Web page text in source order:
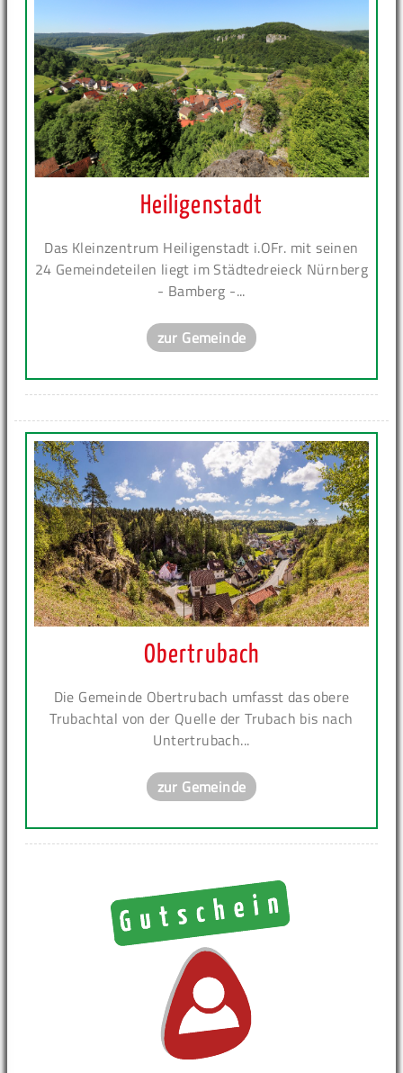
Heiligenstadt
Das Kleinzentrum Heiligenstadt i.OFr. mit seinen
24 Gemeindeteilen liegt im Städtedreieck Nürnberg
- Bamberg -...
zur Gemeinde
Obertrubach
Die Gemeinde Obertrubach umfasst das obere
Trubachtal von der Quelle der Trubach bis nach
Untertrubach...
zur Gemeinde